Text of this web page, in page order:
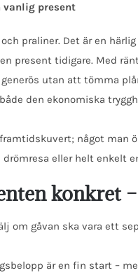
vanlig present
praliner. Det är en
present tidigare. Med
utan att tömma
den ekonomiska
något man
drömresa eller helt enkelt
konkret
om gåvan ska vara ett
är en fin start –